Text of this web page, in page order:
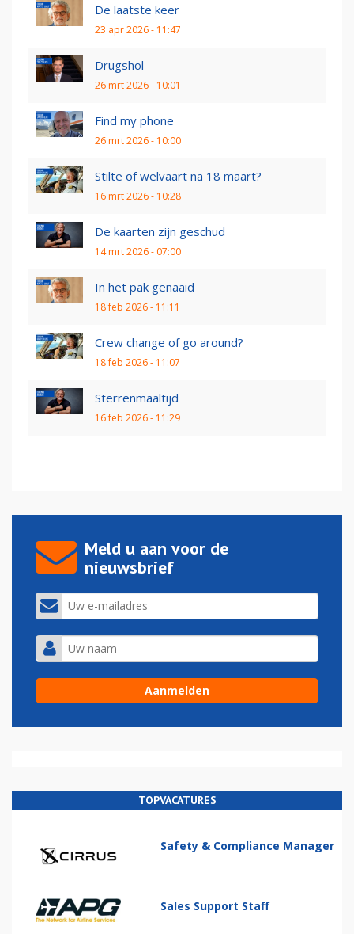
De laatste keer
23 apr 2026 - 11:47
Drugshol
26 mrt 2026 - 10:01
Find my phone
26 mrt 2026 - 10:00
Stilte of welvaart na 18 maart?
16 mrt 2026 - 10:28
De kaarten zijn geschud
14 mrt 2026 - 07:00
In het pak genaaid
18 feb 2026 - 11:11
Crew change of go around?
18 feb 2026 - 11:07
Sterrenmaaltijd
16 feb 2026 - 11:29
Meld u aan voor de
nieuwsbrief
TOPVACATURES
Safety & Compliance Manager
Sales Support Staff